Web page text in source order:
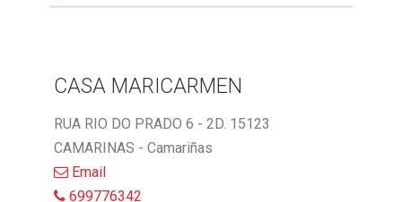
CASA MARICARMEN
RUA RIO DO PRADO 6 - 2D. 15123
CAMARINAS - Camariñas
Email
699776342